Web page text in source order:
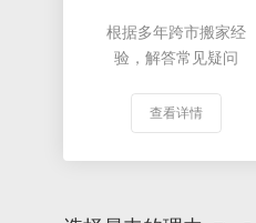
根据多年跨市搬家经
验，解答常见疑问
查看详情